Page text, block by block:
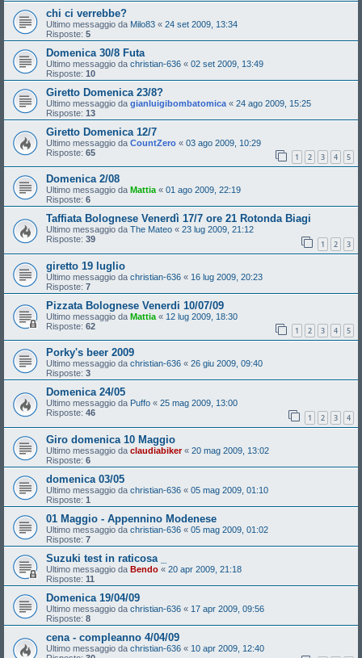
chi ci verrebbe?
Ultimo messaggio da Milo83 « 24 set 2009, 13:34
Risposte: 5
Domenica 30/8 Futa
Ultimo messaggio da christian-636 « 02 set 2009, 13:49
Risposte: 10
Giretto Domenica 23/8?
Ultimo messaggio da gianluigibombatomica « 24 ago 2009, 15:25
Risposte: 13
Giretto Domenica 12/7
Ultimo messaggio da CountZero « 03 ago 2009, 10:29
Risposte: 65 1 2 3 4 5
Domenica 2/08
Ultimo messaggio da Mattia « 01 ago 2009, 22:19
Risposte: 6
Taffiata Bolognese Venerdì 17/7 ore 21 Rotonda Biagi
Ultimo messaggio da The Mateo « 23 lug 2009, 21:12
Risposte: 39 1 2 3
giretto 19 luglio
Ultimo messaggio da christian-636 « 16 lug 2009, 20:23
Risposte: 7
Pizzata Bolognese Venerdi 10/07/09
Ultimo messaggio da Mattia « 12 lug 2009, 18:30
Risposte: 62 1 2 3 4 5
Porky's beer 2009
Ultimo messaggio da christian-636 « 26 giu 2009, 09:40
Risposte: 3
Domenica 24/05
Ultimo messaggio da Puffo « 25 mag 2009, 13:00
Risposte: 46 1 2 3 4
Giro domenica 10 Maggio
Ultimo messaggio da claudiabiker« 20 mag 2009, 13:02
Risposte: 6
domenica 03/05
Ultimo messaggio da christian-636 « 05 mag 2009, 01:10
Risposte: 1
01 Maggio - Appennino Modenese
Ultimo messaggio da christian-636 « 05 mag 2009, 01:02
Risposte: 7
Suzuki test in raticosa _
Ultimo messaggio da Bendo « 20 apr 2009, 21:18
Risposte: 11
Domenica 19/04/09
Ultimo messaggio da christian-636 « 17 apr 2009, 09:56
Risposte: 8
cena - compleanno 4/04/09
Ultimo messaggio da christian-636 « 10 apr 2009, 12:40